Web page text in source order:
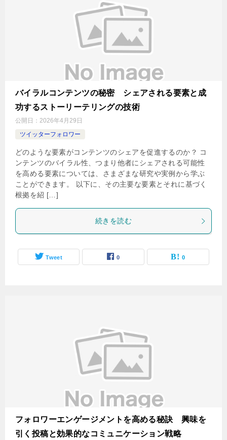
バイラルコンテンツの秘密 シェアされる要素と成
功するストーリーテリングの技術
公開日： 2026年4月29日
ツイッターフォロワー
どのような要素がコンテンツのシェアを促進するのか？ コ
ンテンツのバイラル性、つまり他者にシェアされる可能性
を高める要素については、さまざまな研究や実例から学ぶ
ことができます。 以下に、その主要な要素とそれに基づく
根拠を紹 […]
続きを読む
Tweet 0 0
フォロワーエンゲージメントを高める秘訣 興味を
引く投稿と効果的なコミュニケーション戦略